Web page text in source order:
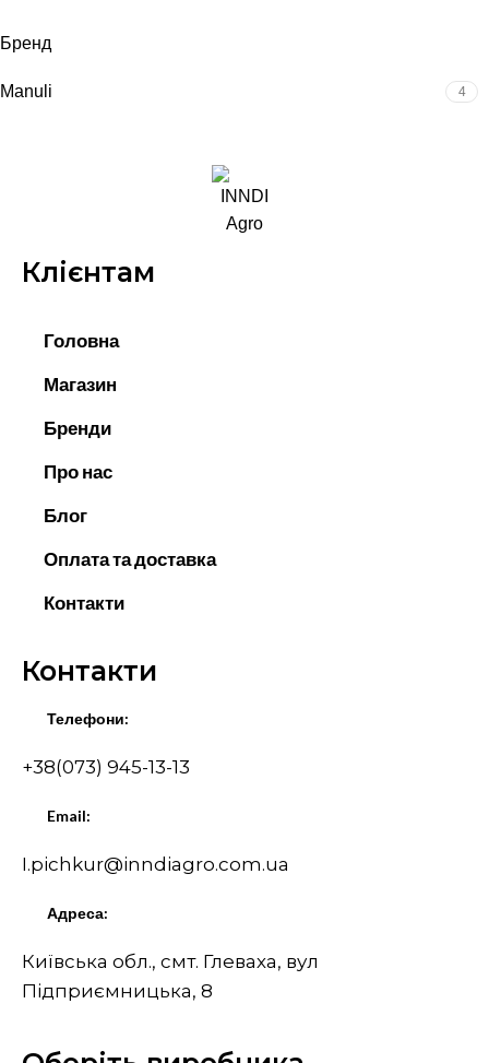
Бренд
Manuli 4
Клієнтам
Головна
Магазин
Бренди
Про нас
Блог
Оплата та доставка
Контакти
Контакти
Телефони:
+38(073) 945-13-13
Email:
I.pichkur@inndiagro.com.ua
Адреса:
Київська обл., смт. Глеваха, вул
Підприємницька, 8